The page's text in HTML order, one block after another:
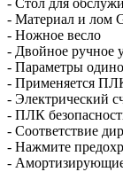
- Стол для
- Материал и лом
- Ножное весло
- Двойное ручное
- Параметры
- Применяется
- Электрический
- ПЛК
- Соответствие
- Нажмите
-